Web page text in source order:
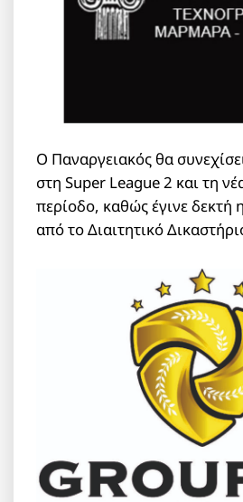
Ο Παναργειακός θα
στη Super League 2 και τη
περίοδο, καθώς έγινε
από το Διαιτητικό